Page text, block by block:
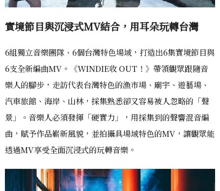
實境節目與沉浸式MV結合，用耳朵玩轉台灣
6組獨立音樂團隊、6個台灣特色場域，打造出6集實境節目與
6支全新編曲MV。《WINDIE收 OUT！》帶領觀眾跟隨音
樂人的腳步，走訪代表台灣特色的漁市場、廟宇、遊藝場、
汽車旅館、海岸、山林，採集熟悉卻又容易被人忽略的「聲
景」。音樂人必須發揮「硬實力」，用採集到的聲響混音編
曲，賦予作品嶄新風貌，並拍攝具場域特色的MV，讓觀眾能
透過MV享受全面沉浸式的玩轉音樂。